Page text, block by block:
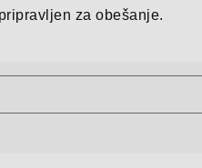
za obešanje.